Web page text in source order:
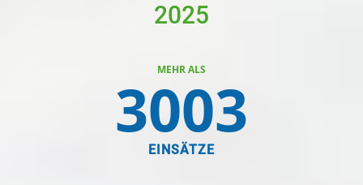
2025
MEHR ALS
3003
EINSÄTZE